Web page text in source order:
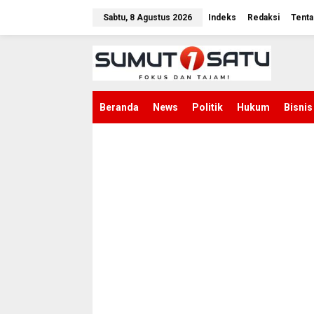
Sabtu, 8 Agustus 2026 Indeks Redaksi
Beranda News Politik Hukum Bisnis